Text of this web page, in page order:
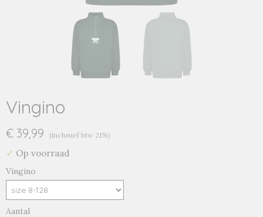
Vingino
€ 39,99 (inclusief btw 21%)
✓ Op voorraad
Vingino
Aantal